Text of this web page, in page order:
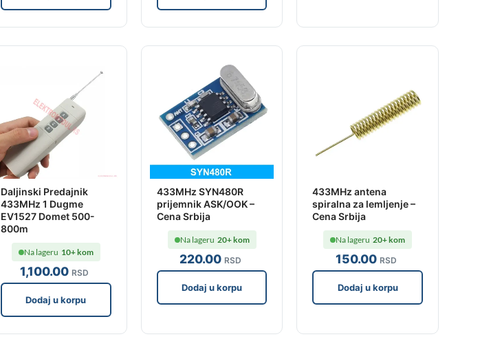
Daljinski Predajnik
433MHz 1 Dugme
EV1527 Domet 500-
800m
1,100.00 RSD
Na lageru 10+ kom
Dodaj u korpu
433MHz SYN480R
prijemnik ASK/OOK –
Cena Srbija
220.00 RSD
Na lageru 20+ kom
Dodaj u korpu
433MHz antena
spiralna za lemljenje –
Cena Srbija
150.00 RSD
Na lageru 20+ kom
Dodaj u korpu